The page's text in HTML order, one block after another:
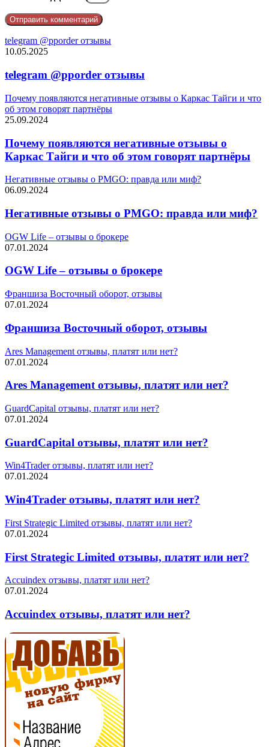
telegram @pporder отзывы
10.05.2025
telegram @pporder отзывы
Почему появляются негативные отзывы о Каркас Тайги и что
об этом говорят партнёры
25.09.2024
Почему появляются негативные отзывы о
Каркас Тайги и что об этом говорят партнёры
Негативные отзывы о PMGO: правда или миф?
06.09.2024
Негативные отзывы о PMGO: правда или миф?
OGW Life – отзывы о брокере
07.01.2024
OGW Life – отзывы о брокере
Франшиза Восточный оборот, отзывы
07.01.2024
Франшиза Восточный оборот, отзывы
Ares Management отзывы, платят или нет?
07.01.2024
Ares Management отзывы, платят или нет?
GuardCapital отзывы, платят или нет?
07.01.2024
GuardCapital отзывы, платят или нет?
Win4Trader отзывы, платят или нет?
07.01.2024
Win4Trader отзывы, платят или нет?
First Strategic Limited отзывы, платят или нет?
07.01.2024
First Strategic Limited отзывы, платят или нет?
Accuindex отзывы, платят или нет?
07.01.2024
Accuindex отзывы, платят или нет?